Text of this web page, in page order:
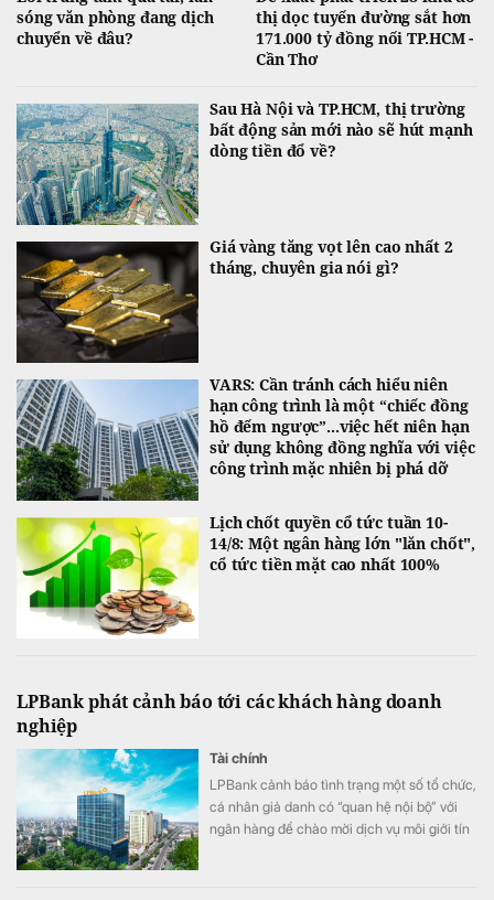
sóng văn phòng đang dịch
chuyển về đâu?
thị dọc tuyến đường sắt hơn
171.000 tỷ đồng nối TP.HCM -
Cần Thơ
Sau Hà Nội và TP.HCM, thị trường
bất động sản mới nào sẽ hút mạnh
dòng tiền đổ về?
Giá vàng tăng vọt lên cao nhất 2
tháng, chuyên gia nói gì?
VARS: Cần tránh cách hiểu niên
hạn công trình là một “chiếc đồng
hồ đếm ngược”...việc hết niên hạn
sử dụng không đồng nghĩa với việc
công trình mặc nhiên bị phá dỡ
Lịch chốt quyền cổ tức tuần 10-
14/8: Một ngân hàng lớn "lăn chốt",
cổ tức tiền mặt cao nhất 100%
LPBank phát cảnh báo tới các khách hàng doanh
nghiệp
Tài chính
LPBank cảnh báo tình trạng một số tổ chức,
cá nhân giả danh có “quan hệ nội bộ” với
ngân hàng để chào mời dịch vụ môi giới tín